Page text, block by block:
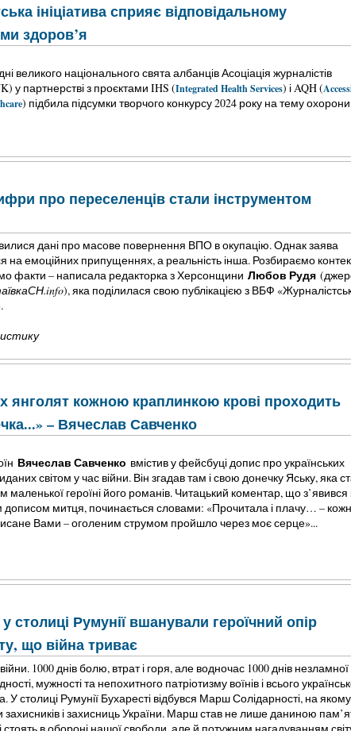
ініціатива сприяє відповідальному
здоров’я
великого національного свята албанців Асоціація журналістів
у партнерстві з проєктами IHS (Integrated Health Services) і AQH (
) підбила підсумки творчого конкурсу 2024 року на тему охорони
про переселенців стали інструментом
дані про масове повернення ВПО в окупацію. Однак заява
на емоційних припущеннях, а реальність інша. Розбираємо
факти – написала редакторка з Херсонщини Любов Рудя
), яка поділилася свою публікацією з ВБФ
янголят кожною краплинкою крові проходить
– Вячеслав Савченко
Вячеслав Савченко вмістив у фейсбуці допис про українських
світом у час війни. Він згадав там і свою донечку Яську, яка
маленької героїні його романів. Читацький коментар, що з’явився
дописом митця, починається словами: «Прочитала і плачу… –
Вами – оголеним струмом пройшло через моє серце»...
столиці Румунії вшанували героїчний опір
що війна триває
1000 днів болю, втрат і горя, але водночас 1000 днів незламної
мужності та непохитного патріотизму воїнів і всього
У столиці Румунії Бухаресті відбувся Марш Солідарності, на якому
і захисниць України. Марш став не лише даниною